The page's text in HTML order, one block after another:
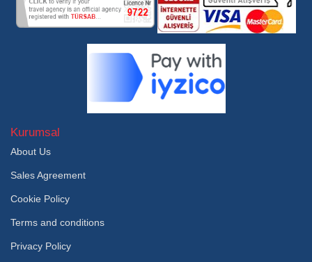
Kurumsal
About Us
Sales Agreement
Cookie Policy
Terms and conditions
Privacy Policy